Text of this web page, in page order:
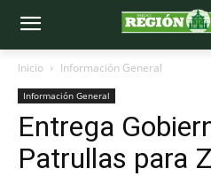
Inicio Información General
Información General
Entrega
Patrullas para